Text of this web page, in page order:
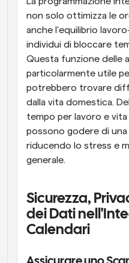
non solo ottimizza le
anche l'equilibrio
individui di bloccare
Questa funzione delle
particolarmente utile
potrebbero trovare
dalla vita domestica.
tempo per lavoro e
possono godere di
riducendo lo stress e
generale.
Sicurezza,
dei Dati
Calendari